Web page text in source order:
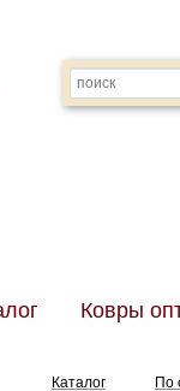
Ковры
Каталог По